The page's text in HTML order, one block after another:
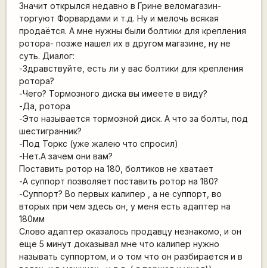
Значит открылся недавно в Грине веломагазин-
торгуют Форвардами и т.д. Ну и мелочь всякая
продаётся. А мне нужны были болтики для крепления
ротора- позже нашел их в другом магазине, ну не
суть. Диалог:
-Здравствуйте, есть ли у вас болтики для крепления
ротора?
-Чего? Тормозного диска вы имеете в виду?
-Да, ротора
-Это называется тормозной диск. А что за болты, под
шестигранник?
-Под Торкс (уже жалею что спросил)
-Нет.А зачем они вам?
Поставить ротор на 180, болтиков не хватает
-А суппорт позволяет поставить ротор на 180?
-Суппорт? Во первых калипер , а не суппорт, во
вторых при чем здесь он, у меня есть адаптер на
180мм
Слово адаптер оказалось продавцу незнакомо, и он
еще 5 минут доказывал мне что калипер нужно
называть суппортом, и о том что он разбирается и в